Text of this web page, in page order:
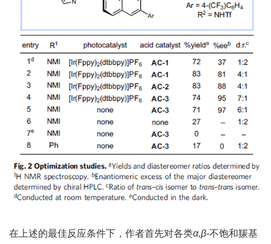
在上述的最佳反应条件下，作者首先对各类α,β-不饱和羰基